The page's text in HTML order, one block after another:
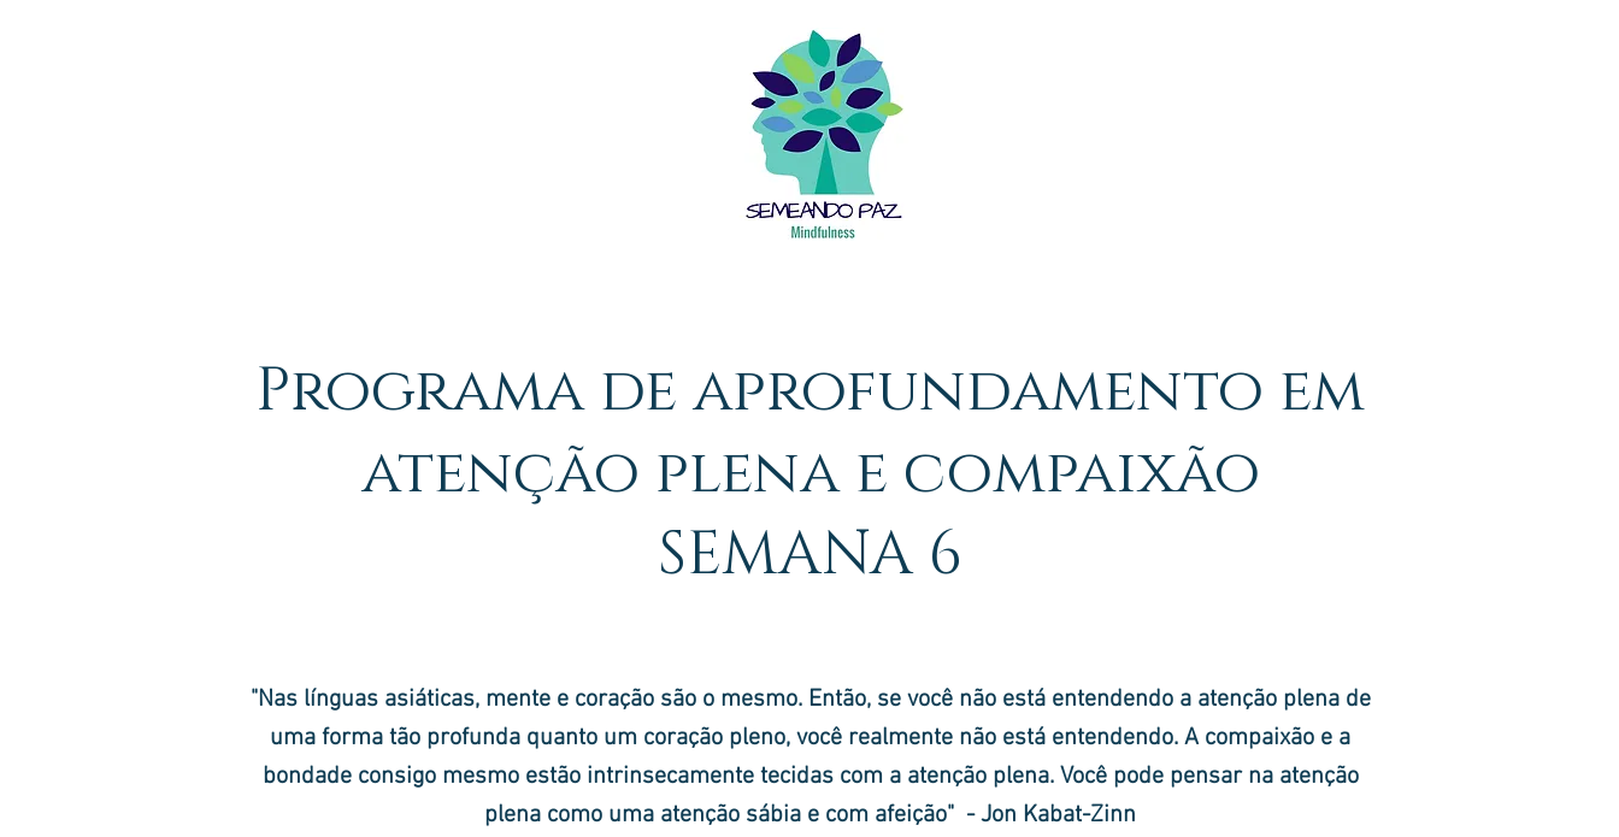
Programa de aprofundamento em
atenção plena e compaixão
SEMANA 6
"Nas línguas asiáticas, mente e coração são o mesmo. Então, se você não está entendendo a atenção plena de
uma forma tão profunda quanto um coração pleno, você realmente não está entendendo. A compaixão e a
bondade consigo mesmo estão intrinsecamentetecidas com a atenção plena. Você pode pensar na atenção
plena como uma atenção sábia e com afeição" - Jon Kabat-Zinn